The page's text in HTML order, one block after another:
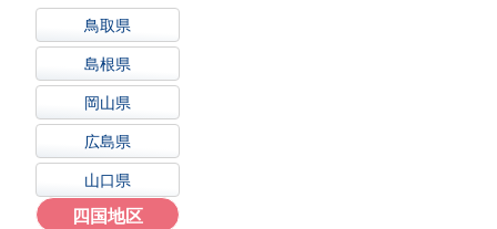
鳥取県
島根県
岡山県
広島県
山口県
四国地区